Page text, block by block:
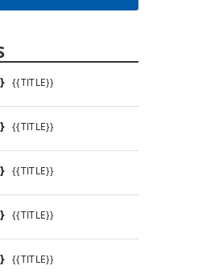
{{TITLE}}
{{TITLE}}
{{TITLE}}
{{TITLE}}
{{TITLE}}